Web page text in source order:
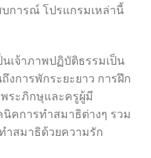
การณ์ โปรแกรมเหล่านี้
เจ้าภาพปฏิบัติธรรมเป็น
งการพักระยะยาว การฝึก
ระภิกษุและครูผู้มี
คการทำสมาธิต่างๆ รวม
ำสมาธิด้วยความรัก